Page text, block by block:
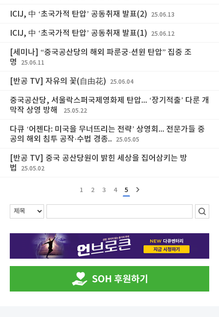
ICIJ, 中 ‘초국가적 탄압’ 공동취재 발표(2) 25.06.13
ICIJ, 中 ‘초국가적 탄압’ 공동취재 발표(1) 25.06.12
[세미나] “중국공산당의 해외 파룬궁·션윈 탄압” 집중 조
명
25.06.11
[반공 TV] 자유의 꽃(自由花) 25.06.04
중국공산당, 서울락스퍼국제영화제 탄압... ‘장기적출’ 다룬 개
막작 상영 방해
25.05.22
다큐 ‘어젠다: 미국을 무너뜨리는 전략’ 상영회... 전문가들 중
공의 해외 침투 공작·수법 경종..
25.05.05
[반공 TV] 중국 공산당원이 밝힌 세상을 집어삼키는 방
법
25.05.02
1 2 3 4 5